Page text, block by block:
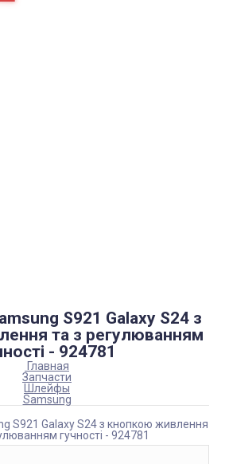
S921 Galaxy S24 з
та з регулюванням
- 924781
Главная
Запчасти
Шлейфы
Samsung